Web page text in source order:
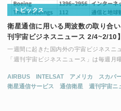
トピックス
衛星通信に用いる周波数の取り合
刊宇宙ビジネスニュース 2/4~2/10】
一週間に起きた国内外の宇宙ビジネスニ
「週刊宇宙ビジネスニュース」は毎週月
AIRBUS INTELSAT アメリカ スカパ
衛星通信サービス
通信衛星 週刊宇宙ニ